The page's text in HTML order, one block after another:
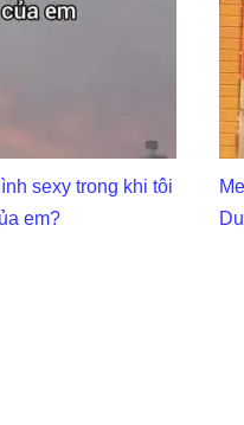
sexy trong khi tôi
em?